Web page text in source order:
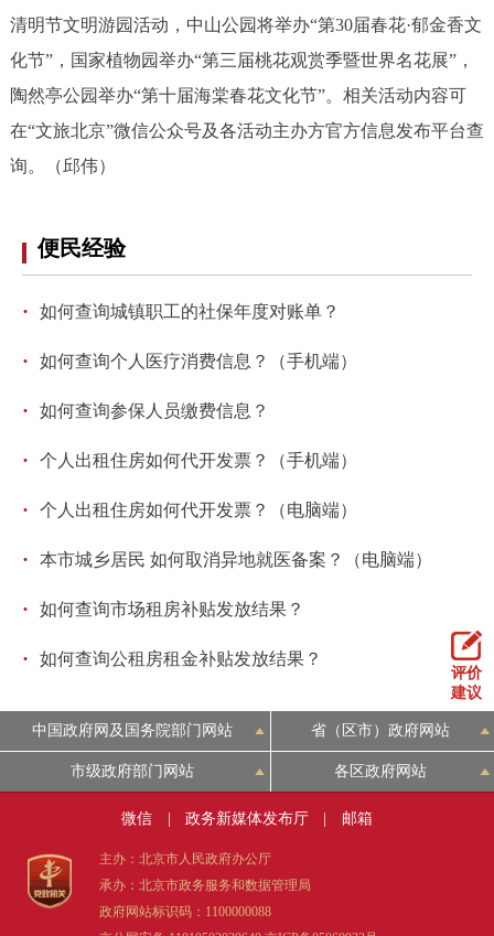
清明节文明游园活动，中山公园将举办“第30届春花·郁金香文
化节”，国家植物园举办“第三届桃花观赏季暨世界名花展”，
陶然亭公园举办“第十届海棠春花文化节”。相关活动内容可
在“文旅北京”微信公众号及各活动主办方官方信息发布平台查
询。（邱伟）
便民经验
· 如何查询城镇职工的社保年度对账单？
· 如何查询个人医疗消费信息？（手机端）
· 如何查询参保人员缴费信息？
· 个人出租住房如何代开发票？（手机端）
· 个人出租住房如何代开发票？（电脑端）
· 本市城乡居民 如何取消异地就医备案？（电脑端）
· 如何查询市场租房补贴发放结果？
· 如何查询公租房租金补贴发放结果？
评价
建议
中国政府网及国务院部门网站 省（区市）政府网站
市级政府部门网站 各区政府网站
微信 政务新媒体发布厅 邮箱
主办：北京市人民政府办公厅
承办：北京市政务服务和数据管理局
政府网站标识码：1100000088